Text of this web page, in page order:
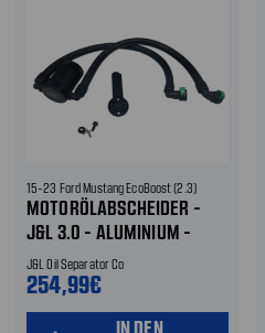
15-23 Ford Mustang EcoBoost (2.3)
MOTORÖLABSCHEIDER -
J&L 3.0 - ALUMINIUM -
FAHRERSEITE - SCHWARZ
FAHRERSEITE
J&L Oil Separator Co
254,99€
IN DEN